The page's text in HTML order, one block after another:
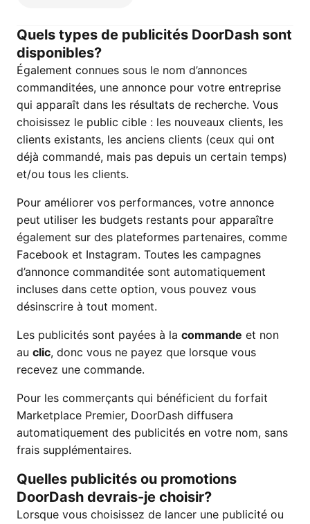
Quels types de publicités DoorDash sont
disponibles?
Également connues sous le nom d’annonces
commanditées, une annonce pour votre entreprise
qui apparaît dans les résultats de recherche. Vous
choisissez le public cible : les nouveaux clients, les
clients existants, les anciens clients (ceux qui ont
déjà commandé, mais pas depuis un certain temps)
et/ou tous les clients.
Pour améliorer vos performances, votre annonce
peut utiliser les budgets restants pour apparaître
également sur des plateformes partenaires, comme
Facebook et Instagram. Toutes les campagnes
d’annonce commanditée sont automatiquement
incluses dans cette option, vous pouvez vous
désinscrire à tout moment.
Les publicités sont payées à la commande et non
au clic, donc vous ne payez que lorsque vous
recevez une commande.
Pour les commerçants qui bénéficient du forfait
Marketplace Premier, DoorDash diffusera
automatiquement des publicités en votre nom, sans
frais supplémentaires.
Quelles publicités ou promotions
DoorDash devrais-je choisir?
Lorsque vous choisissez de lancer une publicité ou